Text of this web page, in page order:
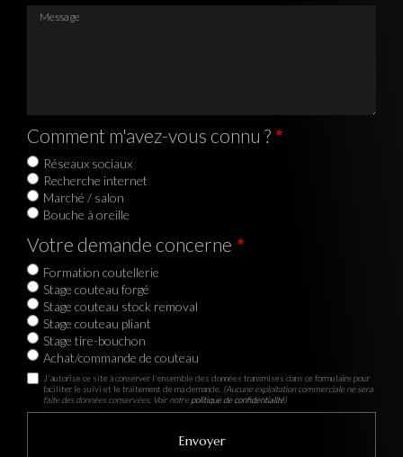
Message
Comment m'avez-vous connu ?
Réseaux sociaux
Recherche internet
Marché / salon
Bouche à oreille
Votre demande concerne
Formation coutellerie
Stage couteau forgé
Stage couteau stock removal
Stage couteau pliant
Stage tire-bouchon
Achat/commande de couteau
J'autorise ce site à conserver l'ensemble des données transmises dans ce formulaire pour
faciliter le suivi et le traitement de ma demande. (Aucune exploitation commerciale ne sera
faite des données conservées. Voir notrepolitique de confidentialité)